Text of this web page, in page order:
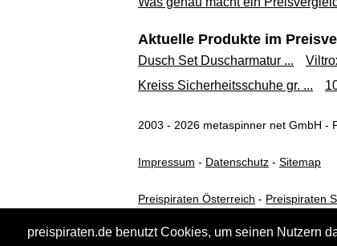
Aktuelle Produkte im
Dusch Set Duscharmatur ...
Kreiss Sicherheitsschuhe gr. ...
2003 - 2026 metaspinner net GmbH -
Impressum - Datenschutz - Sitemap
Preispiraten Österreich - Preispiraten
preispiraten.de benutzt Cookies, um seinen Nutzern